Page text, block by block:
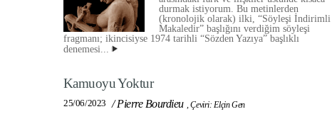
durmak istiyorum. Bu metinlerden
(kronolojik olarak) ilki, “Söyleşi İndirimli
Makaledir” başlığını verdiğim söyleşi
fragmanı; ikincisiyse 1974 tarihli “Sözden Yazıya” başlıklı
denemesi...
Kamuoyu Yoktur
25/06/2023 /Pierre Bourdieu ,Çeviri: Elçin Gen